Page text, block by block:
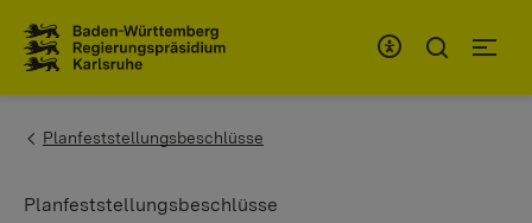
You are here:
Planfeststellungsbeschlüsse
Planfeststellungsbeschlüsse